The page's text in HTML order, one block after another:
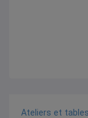
Ateliers et